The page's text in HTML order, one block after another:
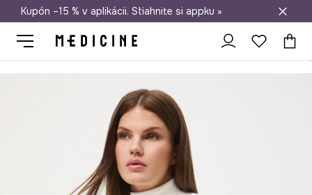
Doprava zadarmo od 50 €
Kupón –15 % v aplikácii. Stiahnite si appku »